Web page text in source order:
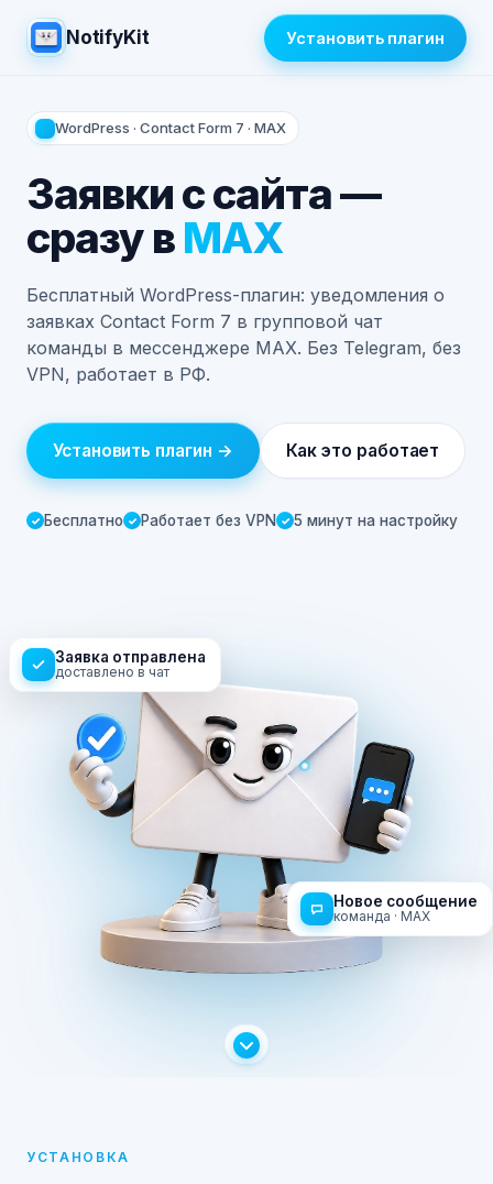
NotifyKit Установить плагин
WordPress · Contact Form 7 · MAX
Заявки с сайта —
сразу вMAX
Бесплатный WordPress-плагин: уведомления о
заявках Contact Form 7 в групповой чат
команды в мессенджере MAX. Без Telegram, без
VPN, работает в РФ.
Установить плагин → Как это работает
✓ Бесплатно ✓ Работает без VPN ✓ 5 минут на настройку
Заявка отправлена
доставлено в чат
Новое сообщение
команда · MAX
УСТАНОВКА